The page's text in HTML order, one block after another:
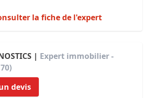
la fiche de l'expert
| Expert immobilier -
devis